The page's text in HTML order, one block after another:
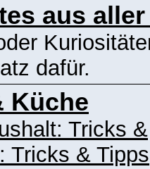
aus
dafür.
Küche
Tricks &
Tricks & Tipps